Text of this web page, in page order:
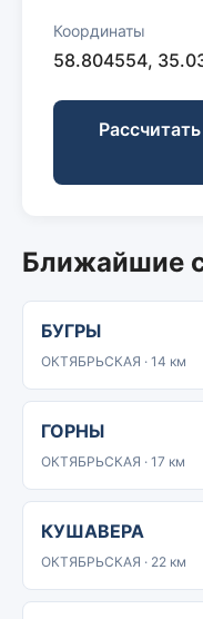
Координаты
58.804554,
Ближайшие
БУГРЫ
ОКТЯБРЬСКАЯ · 14 км
ГОРНЫ
ОКТЯБРЬСКАЯ · 17 км
КУШАВЕРА
ОКТЯБРЬСКАЯ · 22 км